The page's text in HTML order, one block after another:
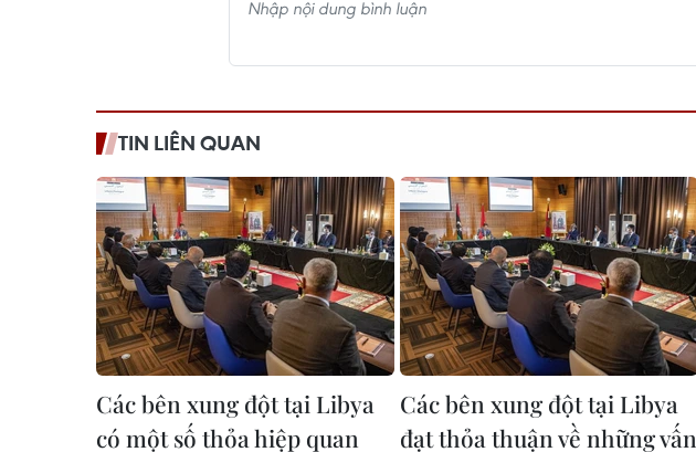
TIN LIÊN QUAN
Các bên xung đột tại Libya
có một số thỏa hiệp quan
Các bên xung đột tại Libya
đạt thỏa thuận về những vấn